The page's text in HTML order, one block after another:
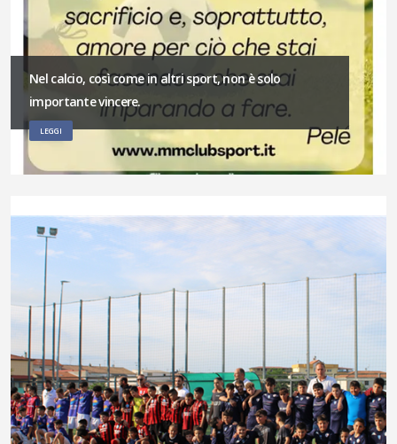
Nel calcio, così come in altri sport, non è solo
importante vincere.
LEGGI